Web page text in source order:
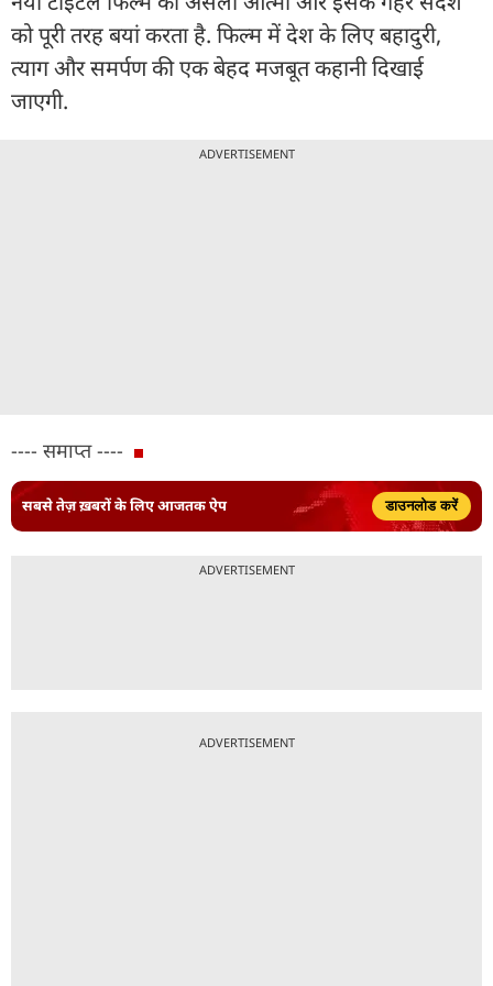
को पूरी तरह बयां करता है. फिल्म में देश के लिए बहादुरी,
त्याग और समर्पण की एक बेहद मजबूत कहानी दिखाई
जाएगी.
ADVERTISEMENT
---- समाप्त ----
सबसे तेज़ ख़बरों के लिए आजतक ऐप डाउनलोड करें
ADVERTISEMENT
ADVERTISEMENT